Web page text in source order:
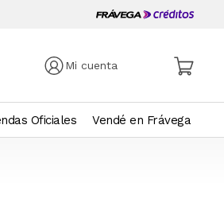
Mi cuenta
Oficiales Vendé en Frávega